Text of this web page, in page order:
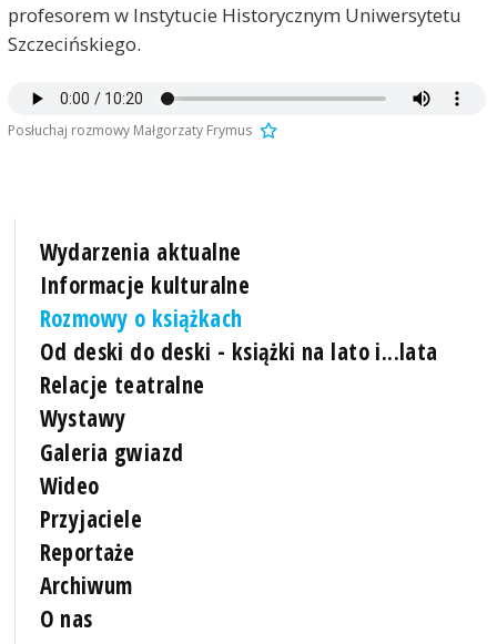
profesorem w Instytucie Historycznym Uniwersytetu
Szczecińskiego.
Posłuchaj rozmowy Małgorzaty Frymus
Wydarzenia aktualne
Informacje kulturalne
Rozmowy o książkach
Od deski do deski - książki na lato i...lata
Relacje teatralne
Wystawy
Galeria gwiazd
Wideo
Przyjaciele
Reportaże
Archiwum
O nas